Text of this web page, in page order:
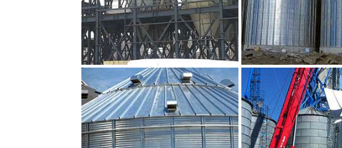
CLIQUEZ POUR AGRANDIR CLIQUEZ POUR